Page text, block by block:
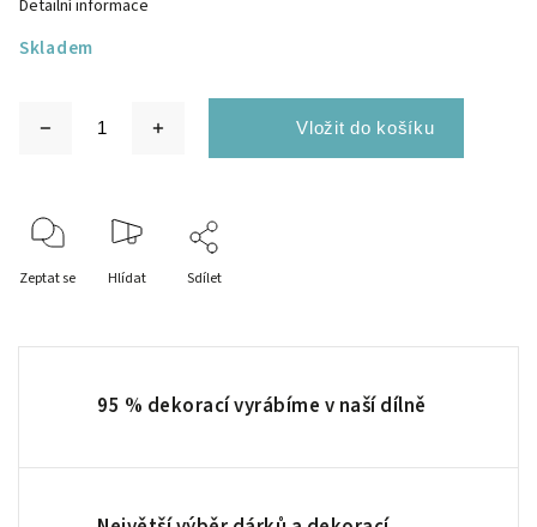
Skladem
Detailní informace
Zeptat se Hlídat Sdílet
95 % dekorací vyrábíme v naší dílně